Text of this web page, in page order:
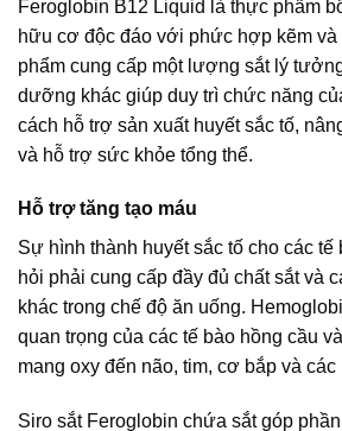
Feroglobin B12 Liquid là thực phẩm
hữu cơ độc đáo với phức hợp kẽm và
phẩm cung cấp một lượng sắt lý
dưỡng khác giúp duy trì chức năng
cách hỗ trợ sản xuất huyết sắc tố,
và hỗ trợ sức khỏe tổng thể.
Hỗ trợ tăng tạo máu
Sự hình thành huyết sắc tố cho các tế
hỏi phải cung cấp đầy đủ chất sắt và
khác trong chế độ ăn uống.
quan trọng của các tế bào hồng cầu
mang oxy đến não, tim, cơ bắp và
Siro sắt Feroglobin chứa sắt góp